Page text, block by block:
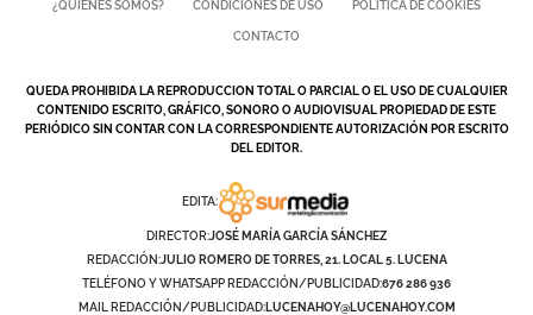
¿QUIÉNES SOMOS? CONDICIONES DE USO POLÍTICA DE COOKIES
CONTACTO
QUEDA PROHIBIDA LA REPRODUCCION TOTAL O PARCIAL O EL USO DE CUALQUIER
CONTENIDO ESCRITO, GRÁFICO, SONORO O AUDIOVISUAL PROPIEDAD DE ESTE
PERIÓDICO SIN CONTAR CON LA CORRESPONDIENTE AUTORIZACIÓN POR ESCRITO
DEL EDITOR.
EDITA:
DIRECTOR:JOSÉ MARÍA GARCÍA SÁNCHEZ
REDACCIÓN:JULIO ROMERO DE TORRES, 21. LOCAL 5. LUCENA
TELÉFONO Y WHATSAPP REDACCIÓN/PUBLICIDAD:676 286 936
MAIL REDACCIÓN/PUBLICIDAD:LUCENAHOY@LUCENAHOY.COM